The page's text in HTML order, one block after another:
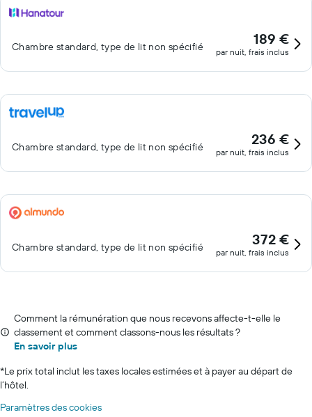
Chambre standard, type de lit non spécifié 189 €
par nuit, frais inclus
Chambre standard, type de lit non spécifié 236 €
par nuit, frais inclus
Chambre standard, type de lit non spécifié 372 €
par nuit, frais inclus
Comment la rémunération que nous recevons affecte-t-elle le
classement et comment classons-nous les résultats ?
En savoir plus
*Le prix total inclut les taxes locales estimées et à payer au départ de
l’hôtel.
Paramètres des cookies